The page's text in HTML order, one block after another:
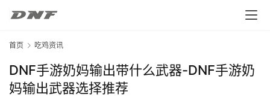
首页 吃鸡资讯
DNF手游奶妈输出带什么武器-DNF手游奶
妈输出武器选择推荐